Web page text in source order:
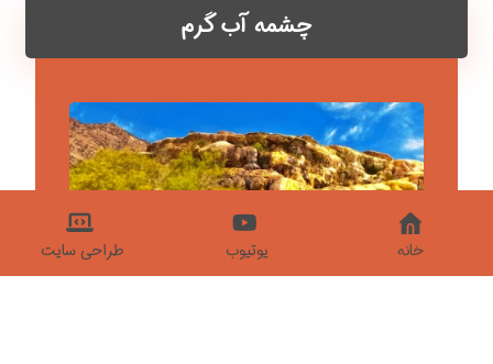
چشمه آب گرم
خانه یوتیوب طراحی سایت